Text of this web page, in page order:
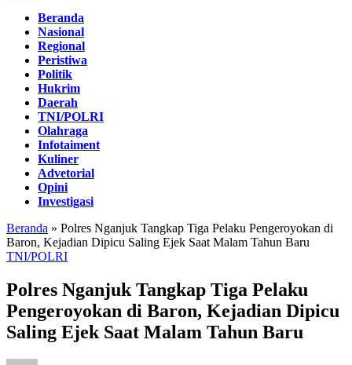
Beranda
Nasional
Regional
Peristiwa
Politik
Hukrim
Daerah
TNI/POLRI
Olahraga
Infotaiment
Kuliner
Advetorial
Opini
Investigasi
Beranda » Polres Nganjuk Tangkap Tiga Pelaku Pengeroyokan di
Baron, Kejadian Dipicu Saling Ejek Saat Malam Tahun Baru
TNI/POLRI
Polres Nganjuk Tangkap Tiga Pelaku
Pengeroyokan di Baron, Kejadian Dipicu
Saling Ejek Saat Malam Tahun Baru